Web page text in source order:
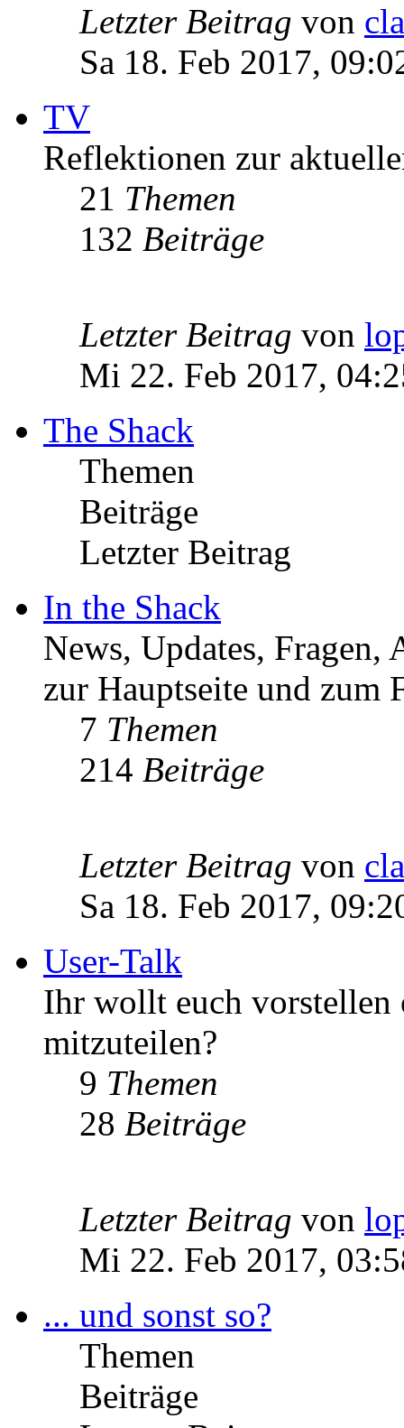
Letzter Beitrag von
Sa 18. Feb 2017,
TV
Reflektionen zur
21 Themen
132 Beiträge
Letzter Beitrag von
Mi 22. Feb 2017,
The Shack
Themen
Beiträge
Letzter Beitrag
In the Shack
News, Updates,
zur Hauptseite und zum
7 Themen
214 Beiträge
Letzter Beitrag von
Sa 18. Feb 2017,
User-Talk
Ihr wollt euch vorstellen
mitzuteilen?
9 Themen
28 Beiträge
Letzter Beitrag von
Mi 22. Feb 2017,
... und sonst so?
Themen
Beiträge